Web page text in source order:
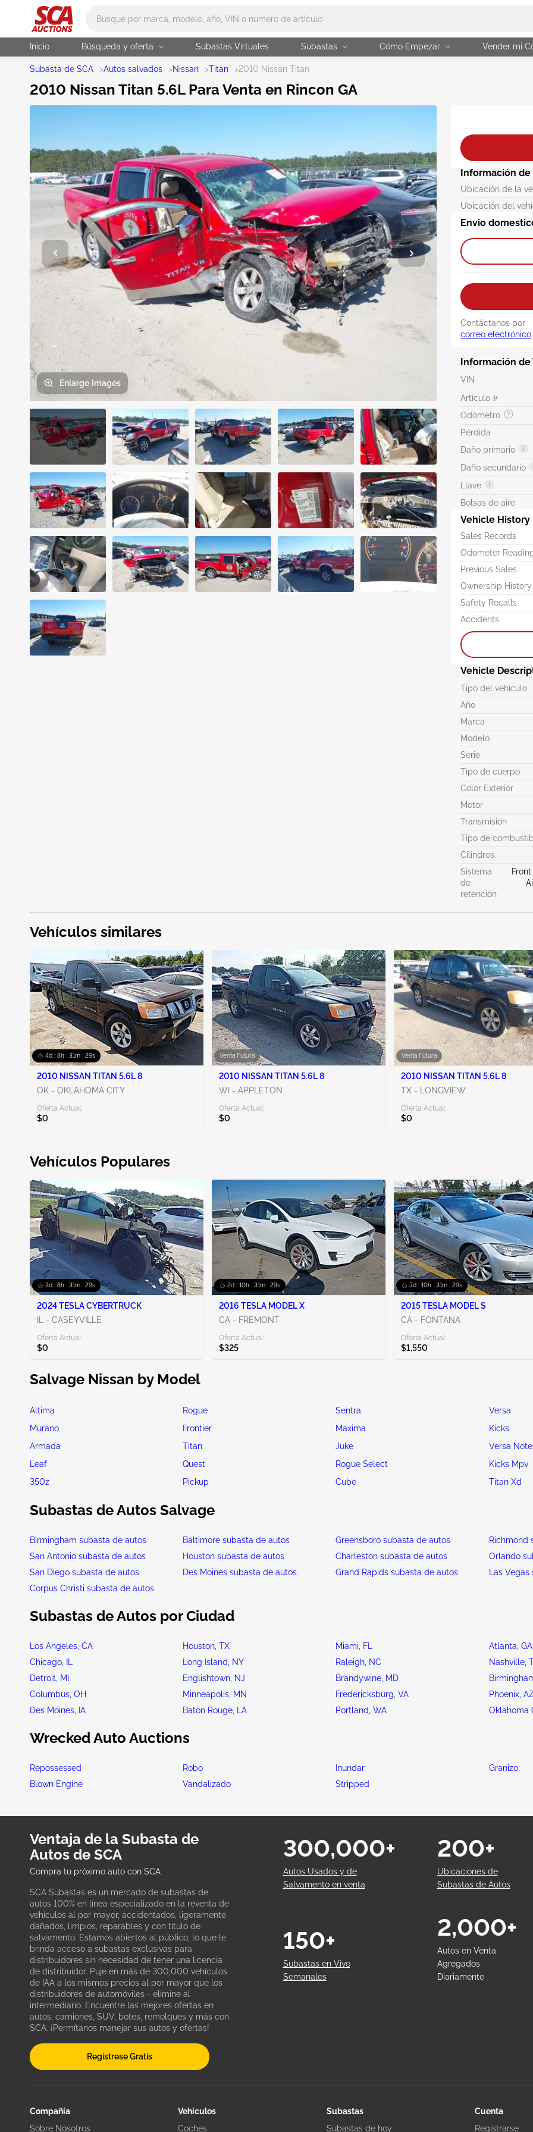
Inicio Búsqueda y oferta Subastas Virtuales Subastas Cómo Empezar Vender mi
Subasta de SCA >Autos salvados >Nissan >Titan >2010 Nissan Titan
2010 Nissan Titan 5.6L Para Venta en Rincon GA
Enlarge Images
Información de
Ubicación de la
Ubicación del
Envio
Contáctanos por
correo electrónico
Información de
VIN
Artículo #
Odómetro
Pérdida
Daño primario
Daño secundario
Llave
Bolsas de aire
Vehicle History
Sales Records
Odometer
Previous Sales
Ownership History
Safety Recalls
Accidents
Vehicle
Tipo del vehículo
Año
Marca
Modelo
Serie
Tipo de cuerpo
Color Exterior
Motor
Transmisión
Tipo de
Cilindros
Sistema
de
retención
Vehículos similares
4d : 8h : 31m : 28s
2010 NISSAN TITAN 5.6L 8
OK - OKLAHOMA CITY
Oferta Actual:
$0
Venta Futura
2010 NISSAN TITAN 5.6L 8
WI - APPLETON
Oferta Actual:
$0
Venta Futura
2010 NISSAN TITAN 5.6L 8
TX - LONGVIEW
Oferta Actual:
$0
Vehículos Populares
3d : 8h : 31m : 28s
2024 TESLA CYBERTRUCK
IL - CASEYVILLE
Oferta Actual:
$0
2d : 10h : 31m : 28s
2016 TESLA MODEL X
CA - FREMONT
Oferta Actual:
$325
3d : 10h : 31m : 28s
2015 TESLA MODEL S
CA - FONTANA
Oferta Actual:
$1,550
Salvage Nissan by Model
Altima Rogue Sentra Versa
Murano
Frontier Maxima Kicks
Armada
Titan Juke Versa Note
Leaf
Quest Rogue Select Kicks Mpv
350z
Pickup Cube Titan Xd
Subastas de Autos Salvage
Birmingham subasta de autos Baltimore subasta de autos Greensboro subasta de autos Richmond
San Antonio subasta de autos
Houston subasta de autos Charleston subasta de autos Orlando
San Diego subasta de autos
Des Moines subasta de autos Grand Rapids subasta de autos Las
Corpus Christi subasta de autos
Subastas de Autos por Ciudad
Los Angeles, CA Houston, TX Miami, FL Atlanta, GA
Chicago, IL
Long Island, NY Raleigh, NC Nashville,
Detroit, MI
Englishtown, NJ Brandywine, MD
Columbus, OH
Minneapolis, MN Fredericksburg, VA Phoenix,
Des Moines, IA
Baton Rouge, LA Portland, WA Oklahoma
Wrecked Auto Auctions
Repossessed Robo Inundar Granizo
Blown Engine
Vandalizado Stripped
Ventaja de la Subasta de
Autos de SCA
Compra tu próximo auto con SCA
SCA Subastas es un mercado de subastas de
autos 100% en línea especializado en la reventa de
vehículos al por mayor, accidentados, ligeramente
dañados, limpios, reparables y con título de
salvamento. Estamos abiertos al público, lo que le
brinda acceso a subastas exclusivas para
distribuidores sin necesidad de tener una licencia
de distribuidor. Puje en más de 300,000 vehículos
de IAA a los mismos precios al por mayor que los
distribuidores de automóviles - elimine al
intermediario. Encuentre las mejores ofertas en
autos, camiones, SUV, botes, remolques y más con
SCA. ¡Permítanos manejar sus autos y ofertas!
Regístrese Gratis
Autos Usados y de
Salvamento en venta
300,000+
Ubicaciones de
Subastas de Autos
200+
Subastas en Vivo
Semanales
150+
Autos en Venta
Agregados
Diariamente
2,000+
Compañía
Sobre Nosotros
Vehículos
Coches
Subastas
Subastas de hoy
Cuenta
Registrarse